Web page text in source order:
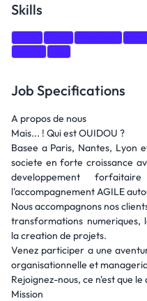
Skills
Job Specifications
A propos de nous
Mais... ! Qui est OUIDOU ?
Basee a Paris, Nantes, Lyon
societe en forte croissance
developpement
l'accompagnement AGILE
Nous accompagnons nos
transformations numeriques,
la creation de projets.
Venez participer a une
organisationnelle et
Rejoignez-nous, ce n'est que le
Mission